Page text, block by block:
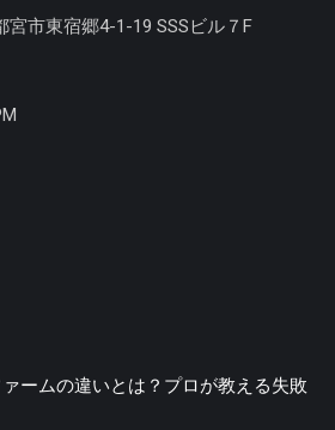
宮市東宿郷4-1-19 SSSビル７F
：
ームの違いとは？プロが教える失敗